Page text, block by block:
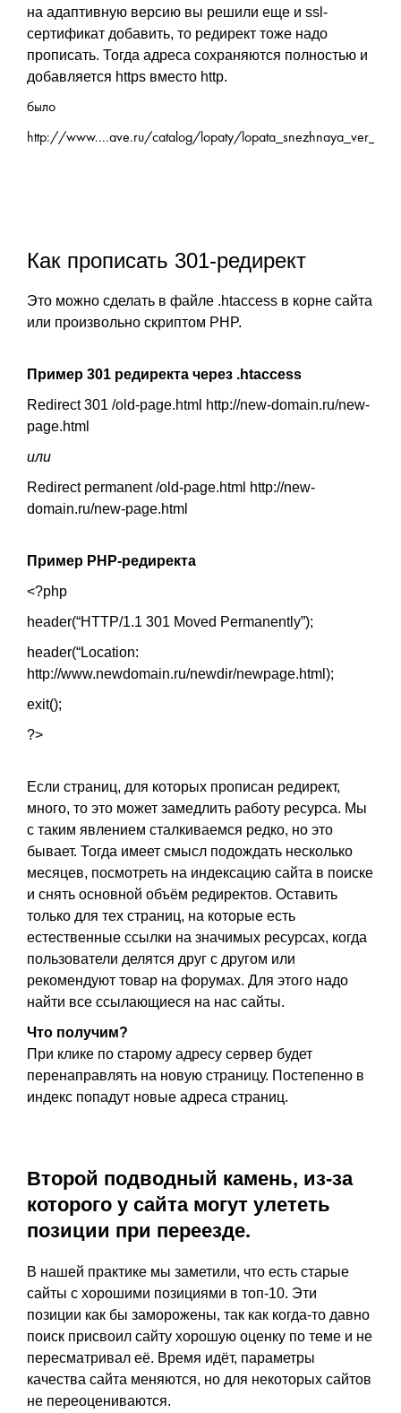
на адаптивную версию вы решили еще и ssl-
сертификат добавить, то редирект тоже надо
прописать. Тогда адреса сохраняются полностью и
добавляется https вместо http.
было
http://www....ave.ru/catalog/lopaty/
Как прописать 301-редирект
Это можно сделать в файле .htaccess в корне сайта
или произвольно скриптом PHP.
Пример 301 редиректа через .htaccess
Redirect 301 /old-page.html http://new-domain.ru/new-
page.html
или
Redirect permanent /old-page.html http://new-
domain.ru/new-page.html
Пример PHP-редиректа
<?php
header(“HTTP/1.1 301 Moved Permanently”);
header(“Location:
http://www.newdomain.ru/newdir/newpage.html);
exit();
?>
Если страниц, для которых прописан редирект,
много, то это может замедлить работу ресурса. Мы
с таким явлением сталкиваемся редко, но это
бывает. Тогда имеет смысл подождать несколько
месяцев, посмотреть на индексацию сайта в поиске
и снять основной объём редиректов. Оставить
только для тех страниц, на которые есть
естественные ссылки на значимых ресурсах, когда
пользователи делятся друг с другом или
рекомендуют товар на форумах. Для этого надо
найти все ссылающиеся на нас сайты.
Что получим?
При клике по старому адресу сервер будет
перенаправлять на новую страницу. Постепенно в
индекс попадут новые адреса страниц.
Второй подводный камень, из-за
которого у сайта могут улететь
позиции при переезде.
В нашей практике мы заметили, что есть старые
сайты с хорошими позициями в топ-10. Эти
позиции как бы заморожены, так как когда-то давно
поиск присвоил сайту хорошую оценку по теме и не
пересматривал её. Время идёт, параметры
качества сайта меняются, но для некоторых сайтов
не переоцениваются.